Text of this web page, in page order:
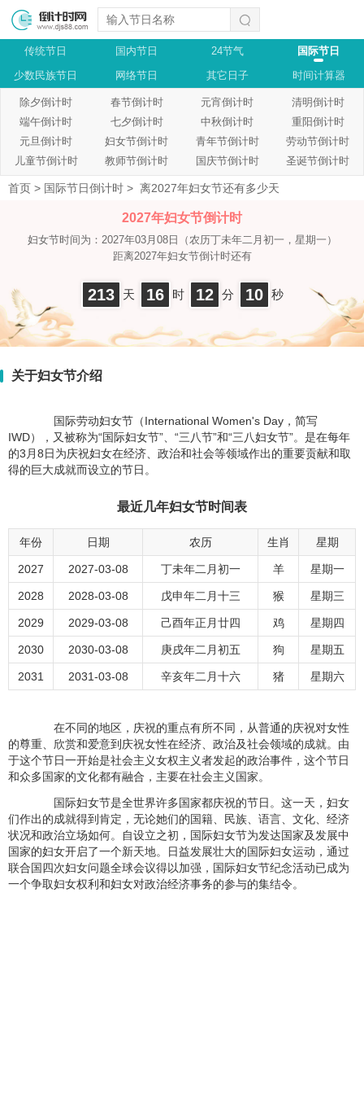
传统节日 国内节日 24节气
国际节日
少数民族节日
网络节日 其它日子 时间计算器
除夕倒计时 春节倒计时 元宵倒计时
清明倒计时
端午倒计时
七夕倒计时 中秋倒计时
重阳倒计时
元旦倒计时
妇女节倒计时 青年节倒计时
劳动节倒计时
儿童节倒计时
教师节倒计时 国庆节倒计时 圣诞节倒计时
首页 > 国际节日倒计时 > 离2027年妇女节还有多少天
2027年妇女节倒计时
妇女节时间为：2027年03月08日
（农历丁未年二月初一，星期一）
距离2027年妇女节倒计时还有
213 天 16 时 12 分 10 秒
关于妇女节介绍
国际劳动妇女节（International Women's Day，简写
IWD），又被称为“国际妇女节”、“三八节”和“三八妇女节”。是在每年
的3月8日为庆祝妇女在经济、政治和社会等领域作出的重要贡献和取
得的巨大成就而设立的节日。
最近几年妇女节时间表
年份 日期 农历 生肖 星期
2027 2027-03-08 丁未年二月初一 羊 星期一
2028 2028-03-08 戊申年二月十三 猴 星期三
2029 2029-03-08 己酉年正月廿四 鸡 星期四
2030 2030-03-08 庚戌年二月初五 狗 星期五
2031 2031-03-08 辛亥年二月十六 猪 星期六
在不同的地区，庆祝的重点有所不同，从普通的庆祝对女性
的尊重、欣赏和爱意到庆祝女性在经济、政治及社会领域的成就。由
于这个节日一开始是社会主义女权主义者发起的政治事件，这个节日
和众多国家的文化都有融合，主要在社会主义国家。
国际妇女节是全世界许多国家都庆祝的节日。这一天，妇女
们作出的成就得到肯定，无论她们的国籍、民族、语言、文化、经济
状况和政治立场如何。自设立之初，国际妇女节为发达国家及发展中
国家的妇女开启了一个新天地。日益发展壮大的国际妇女运动，通过
联合国四次妇女问题全球会议得以加强，国际妇女节纪念活动已成为
一个争取妇女权利和妇女对政治经济事务的参与的集结令。